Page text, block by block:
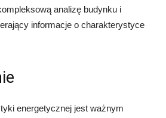
analizę budynku i
informacje o charakterystyce
energetycznej jest ważnym